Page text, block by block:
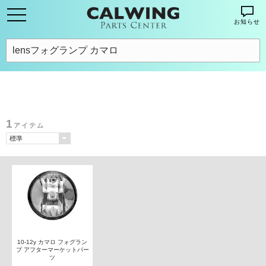
お知らせ
1 アイテム
10-12y カマロ フォグラン
プ アフターマーケットパー
ツ